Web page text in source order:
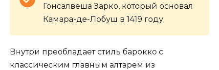
Гонсалвеша Зарко, который основал
Камара-де-Лобуш в 1419 году.
Внутри преобладает стиль барокко с
классическим главным алтарем из